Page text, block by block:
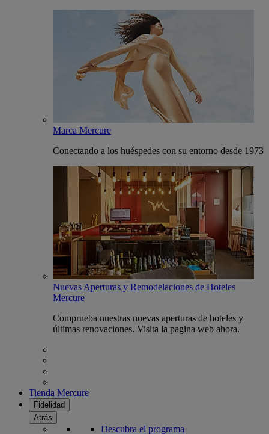
Marca Mercure
Conectando a los huéspedes con su entorno desde 1973
Nuevas Aperturas y Remodelaciones de Hoteles
Mercure
Comprueba nuestras nuevas aperturas de hoteles y
últimas renovaciones. Visita la pagina web ahora.
Tienda Mercure
Fidelidad
Atrás
Descubra el programa